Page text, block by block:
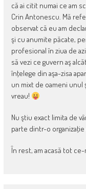
că ai citit numai ce am
Crin Antonescu. Mă
observat că eu am
şi cu anumite păcate,
profesional în ziua de
să vezi ce guvern aş
înţelege din aşa-zisa
un mixt de oameni unul
vreau!
Nu ştiu exact limita de
parte dintr-o
În rest, am acasă tot